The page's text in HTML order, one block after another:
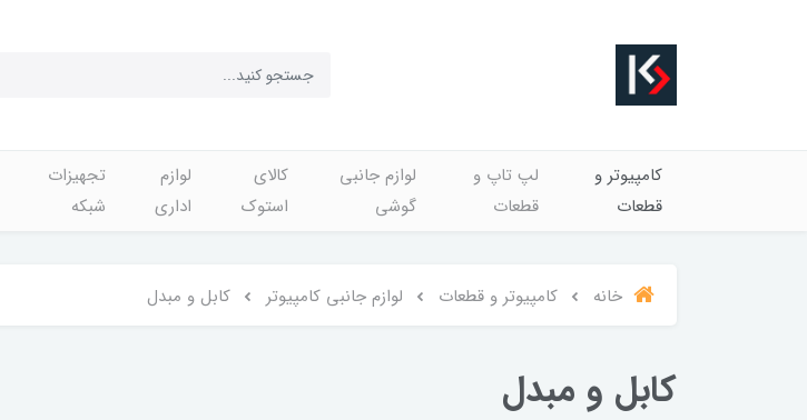
کامپیوتر و
قطعات
لپ تاپ و
قطعات
لوازم جانبی
گوشی
کالای
استوک
لوازم
اداری
تجهیزات
شبکه
خانه کامپیوتر و قطعات لوازم جانبی کامپیوتر کابل و مبدل
کابل و مبدل